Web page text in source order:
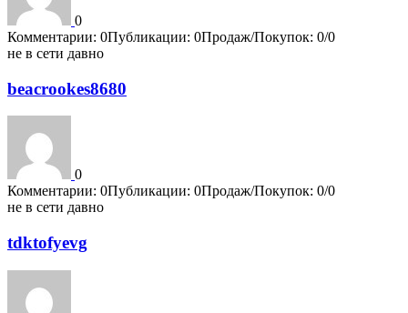
0
Комментарии: 0Публикации: 0Продаж/Покупок: 0/0
не в сети давно
beacrookes8680
0
Комментарии: 0Публикации: 0Продаж/Покупок: 0/0
не в сети давно
tdktofyevg